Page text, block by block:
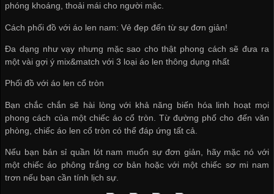
phóng khoáng, thoải mái cho người mặc.
Cách phối đồ với áo len nam: Vẻ đẹp đến từ sự đơn giản!
Đa dạng như vạy nhưng mặc sao cho thật phong cách sẽ đưa ra
một vài gợi ý mix&match với 3 loại áo len thông dụng nhất
Phối đồ với áo len cổ tròn
Bạn chắc chắn sẽ hài lòng với khả năng biến hóa linh hoạt mọi
phong cách của một chiếc áo cổ tròn. Từ đường phố cho đến văn
phòng, chiếc áo len cổ tròn có thể đáp ứng tất cả.
Nếu bạn bán sỉ quần lót nam muốn sự đơn giản, hãy mặc nó với
một chiếc áo phông trắng cơ bản hoặc với một chiếc sơ mi nam
trơn nếu bạn cần tính lịch sự.